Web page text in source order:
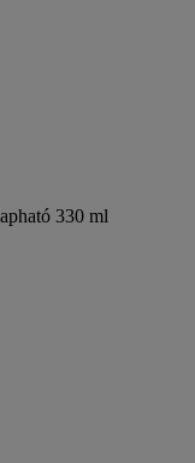
330 ml